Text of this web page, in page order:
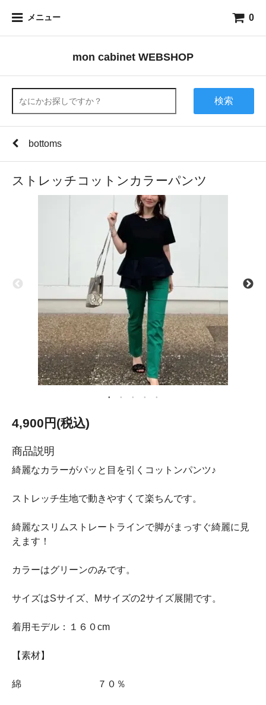
メニュー 0
mon cabinet WEBSHOP
検索
bottoms
ストレッチコットンカラーパンツ
4,900円(税込)
商品説明
綺麗なカラーがパッと目を引くコットンパンツ♪
ストレッチ生地で動きやすくて楽ちんです。
綺麗なスリムストレートラインで脚がまっすぐ綺麗に見
えます！
カラーはグリーンのみです。
サイズはSサイズ、Mサイズの2サイズ展開です。
着用モデル：１６０cm
【素材】
綿 ７０％